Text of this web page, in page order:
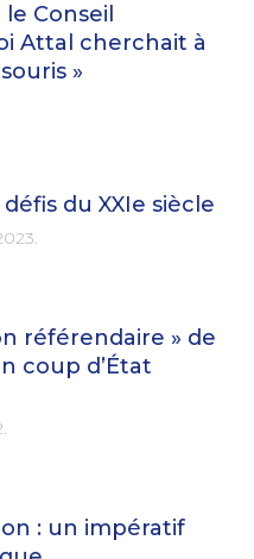
Conseil
Attal cherchait à
»
du XXIe siècle
.
référendaire » de
coup d’État
.
: un impératif